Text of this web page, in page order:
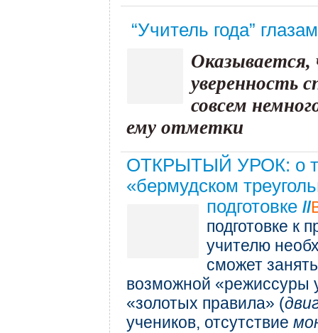
“Учитель года”
Оказывается,
уверенность
совсем
ему отметки
ОТКРЫТЫЙ УРОК: о
«бермудском
подготовке //
подготовке к
учителю
сможет
возможной «режиссуры
«золотых правила» (
учеников, отсутствие